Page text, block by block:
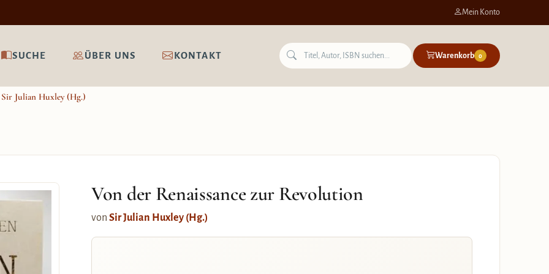
Mein Konto
SUCHE ÜBER UNS KONTAKT Warenkorb 0
Sir Julian Huxley (Hg.)
Von der Renaissance zur Revolution
von Sir Julian Huxley (Hg.)